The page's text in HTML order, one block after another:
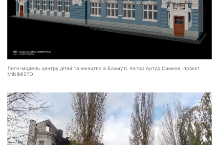
Лего-модель центру дітей та юнацтва в Бахмуті. Автор Артур Самков, проєкт
MiNiMISTO